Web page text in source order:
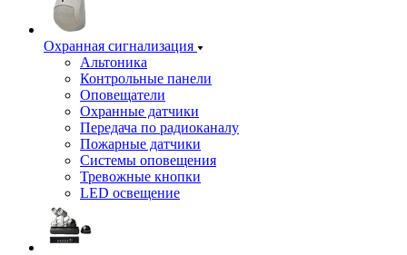
Охранная сигнализация
Альтоника
Контрольные панели
Оповещатели
Охранные датчики
Передача по радиоканалу
Пожарные датчики
Системы оповещения
Тревожные кнопки
LED освещение